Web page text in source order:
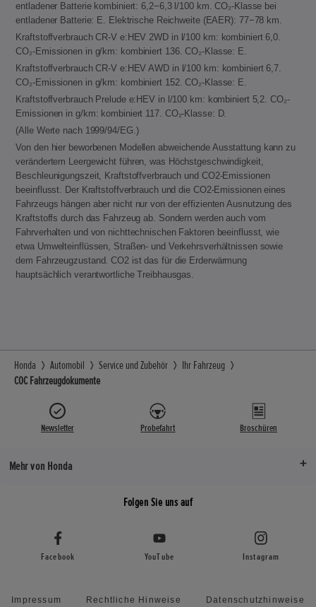
entladener Batterie kombiniert: 6,2−6,3 l/100 km. CO₂-Klasse bei
entladener Batterie: E. Elektrische Reichweite (EAER): 77−78 km.
Kraftstoffverbrauch CR-V e:HEV 2WD in l/100 km: kombiniert 6,0.
CO₂-Emissionen in g/km: kombiniert 136. CO₂-Klasse: E.
Kraftstoffverbrauch CR-V e:HEV AWD in l/100 km: kombiniert 6,7.
CO₂-Emissionen in g/km: kombiniert 152. CO₂-Klasse: E.
Kraftstoffverbrauch Prelude e:HEV in l/100 km: kombiniert 5,2. CO₂-
Emissionen in g/km: kombiniert 117. CO₂-Klasse: D.
(Alle Werte nach 1999/94/EG.)
Von den hier beworbenen Modellen abweichende Ausstattung kann zu
verändertem Leergewicht führen, was Höchstgeschwindigkeit,
Beschleunigungszeit, Kraftstoffverbrauch und CO2-Emissionen
beeinflusst. Der Kraftstoffverbrauch und die CO2-Emissionen eines
Fahrzeugs hängen aber nicht nur von der effizienten Ausnutzung des
Kraftstoffs durch das Fahrzeug ab. Sondern werden auch vom
Fahrverhalten und von nichttechnischen Faktoren beeinflusst, wie
etwa Umwelteinflüssen, Straßen- und Verkehrsverhältnissen sowie
dem Fahrzeugzustand. CO2 ist das für die Erderwärmung
hauptsächlich verantwortliche Treibhausgas.
Honda Automobil Service und Zubehör
Ihr Fahrzeug
COC Fahrzeugdokumente
Newsletter Probefahrt Broschüren
Mehr von Honda
Folgen Sie uns auf
Facebook YouTube Instagram
Impressum Rechtliche Hinweise Datenschutzhinweise